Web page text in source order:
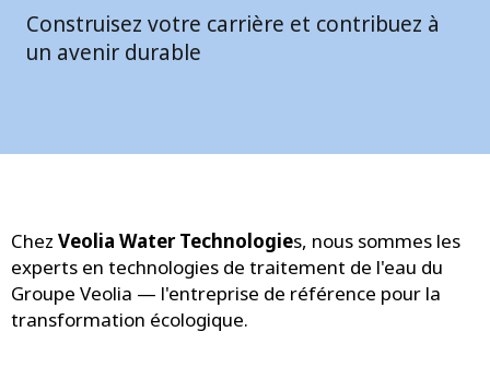
Construisez votre carrière et contribuez à
un avenir durable
Chez Veolia Water Technologies, nous sommes les
experts en technologies de traitement de l'eau du
Groupe Veolia — l'entreprise de référence pour la
transformation écologique.